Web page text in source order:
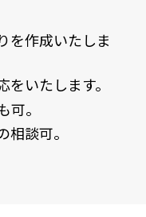
を作成いたしま
いたします。
。
談可。